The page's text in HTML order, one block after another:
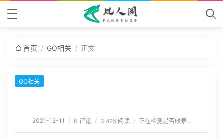
首页 / GO相关 / 正文
GO相关
2021-12-11 / 0 评论 / 3,425 阅读 / 正在检测是否收录...